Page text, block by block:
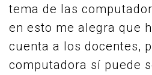
tema de las
en esto me alegra que
cuenta a los docentes,
computadora sí puede